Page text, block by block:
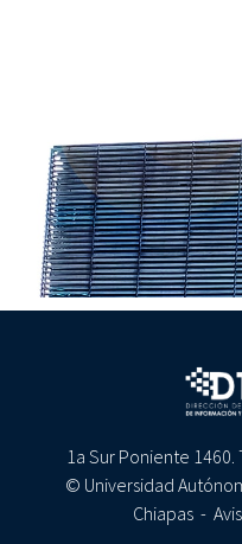
1a Sur Poniente
© Universidad
Chiapas -